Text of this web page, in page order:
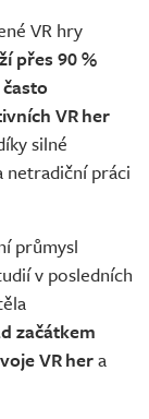
VR hry
přes 90 %
VR her
silné
netradiční práci
průmysl
v posledních
začátkem
VR hera